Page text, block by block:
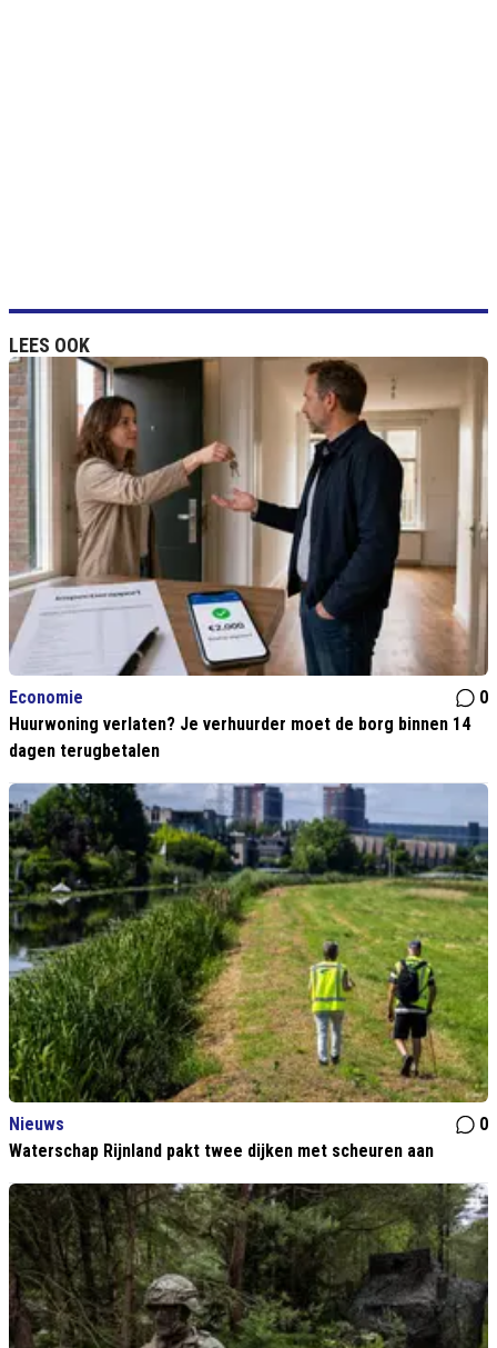
LEES OOK
Economie
0
Huurwoning verlaten? Je verhuurder moet de borg binnen 14
dagen terugbetalen
Nieuws
0
Waterschap Rijnland pakt twee dijken met scheuren aan